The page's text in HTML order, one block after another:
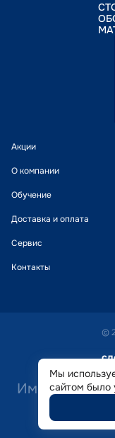
Акции
О компании
Обучение
Доставка и оплата
Сервис
Контакты
©
Имеются
Мы
сайтом было